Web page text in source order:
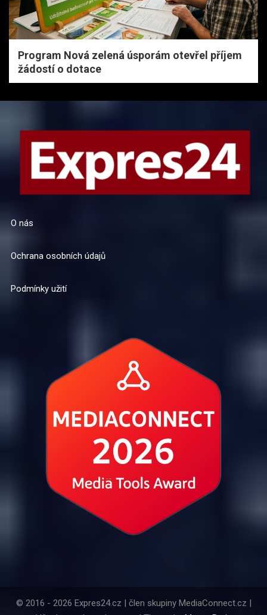
Program Nová zelená úsporám otevřel příjem
žádostí o dotace
O nás
Ochrana osobních údajů
Podmínky užití
© 2016 - 2026 Expres24.cz | člen skupiny MediaConnect.cz |